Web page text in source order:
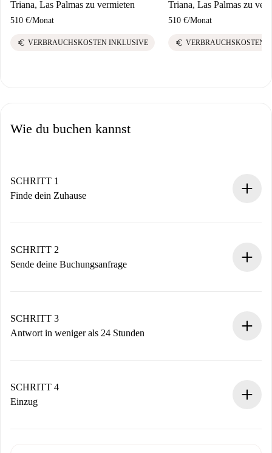
Triana, Las Palmas zu vermieten
510 €/Monat
euro VERBRAUCHSKOSTEN INKLUSIVE
Triana, Las Palmas zu
510 €/Monat
euro VERBRAUCHSKOSTEN
Wie du buchen kannst
SCHRITT 1
Finde dein Zuhause
Du erhältst alle notwendigen Informationen im Voraus.
SCHRITT 2
Sende deine Buchungsanfrage
Denk daran, dass wir dich erst belasten, wenn der
Vermieter zustimmt.
SCHRITT 3
Antwort in weniger als 24 Stunden
stellen den Kontakt her.
Wenn der Vermieter ablehnen muss, entstehen keine
SCHRITT 4
Einzug